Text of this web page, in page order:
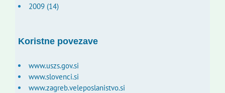
2009 (14)
Koristne povezave
www.uszs.gov.si
www.slovenci.si
www.zagreb.veleposlanistvo.si